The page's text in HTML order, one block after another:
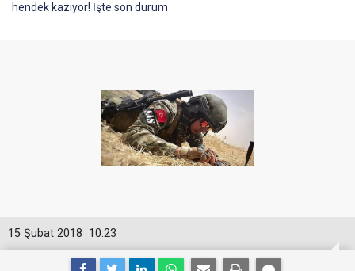
hendek kazıyor! İşte son durum
10:23
15 Şubat 2018